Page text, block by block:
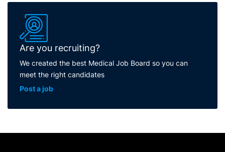
Are you recruiting?
We created the best Medical Job Board so you can
meet the right candidates
Post a job